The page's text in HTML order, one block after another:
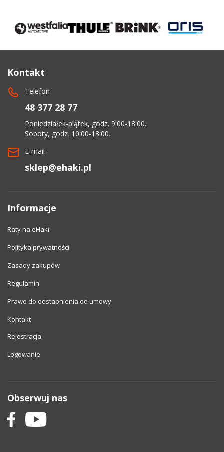
Kontakt
Telefon
48 377 28 77
Poniedziałek-piątek, godz. 9:00-18:00.
Soboty, godz. 10:00-13:00.
E-mail
sklep@ehaki.pl
Informacje
Raty na eHaki
Polityka prywatności
Zasady zakupów
Regulamin
Prawo do odstapnienia od umowy
Kontakt
Rejestracja
Logowanie
Obserwuj nas